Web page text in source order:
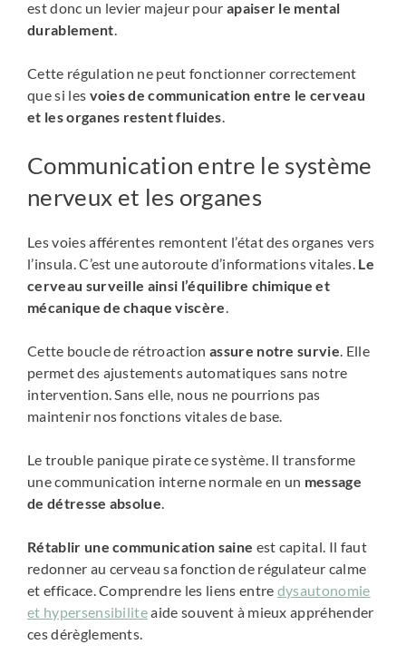
est donc un levier majeur pour apaiser le mental
durablement.
Cette régulation ne peut fonctionner correctement
que si les voies de communication entre le cerveau
et les organes restent fluides.
Communication entre le système
nerveux et les organes
Les voies afférentes remontent l’état des organes vers
l’insula. C’est une autoroute d’informations vitales. Le
cerveau surveille ainsi l’équilibre chimique et
mécanique de chaque viscère.
Cette boucle de rétroaction assure notre survie. Elle
permet des ajustements automatiques sans notre
intervention. Sans elle, nous ne pourrions pas
maintenir nos fonctions vitales de base.
Le trouble panique pirate ce système. Il transforme
une communication interne normale en un message
de détresse absolue.
Rétablir une communication saine est capital. Il faut
redonner au cerveau sa fonction de régulateur calme
et efficace. Comprendre les liens entre dysautonomie
et hypersensibiliteaide souvent à mieux appréhender
ces dérèglements.